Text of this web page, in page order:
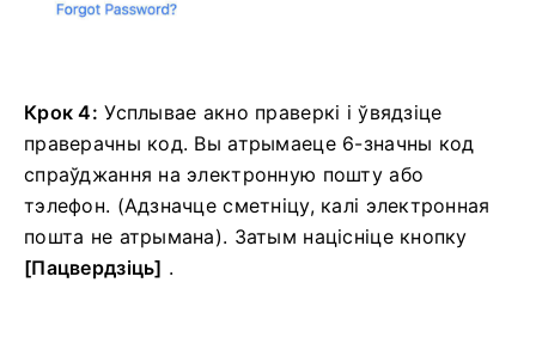
Крок 4: Усплывае акно праверкі і ўвядзіце
праверачны код. Вы атрымаеце 6-значны код
спраўджання на электронную пошту або
тэлефон. (Адзначце сметніцу, калі электронная
пошта не атрымана). Затым націсніце кнопку
[Пацвердзіць] .